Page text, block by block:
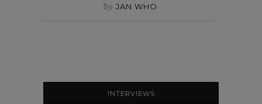
By JAN WHO
INTERVIEWS